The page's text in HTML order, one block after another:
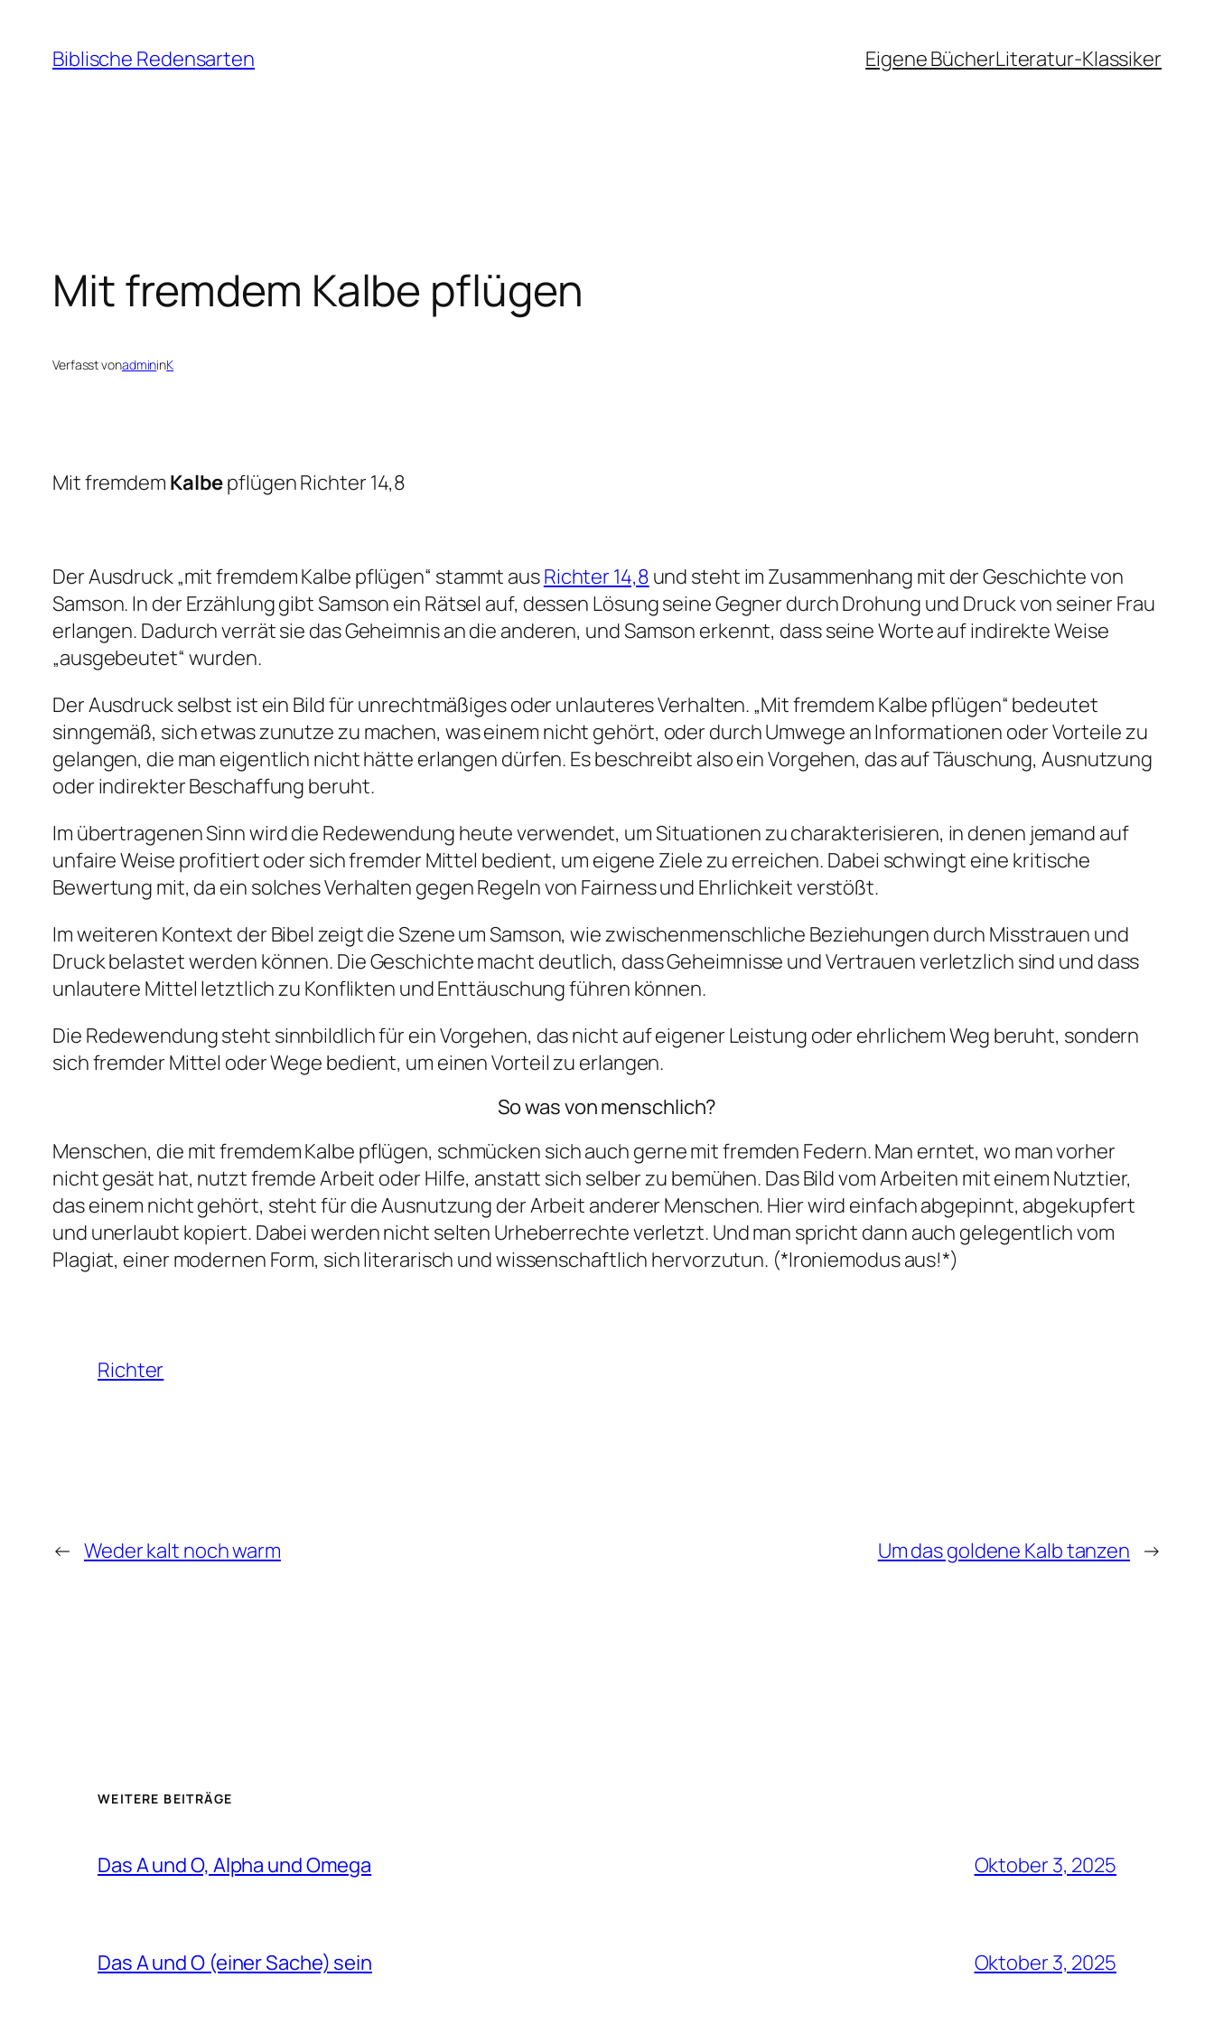
Inhalt
springen
Biblische Redensarten Eigene BücherLiteratur-Klassiker
Mit fremdem Kalbe pflügen
Verfasst vonadmininK
Mit fremdem Kalbepflügen Richter 14,8
Der Ausdruck „mit fremdem Kalbe pflügen“ stammt ausRichter 14,8 und steht im Zusammenhang mit der Geschichte von
Samson. In der Erzählung gibt Samson ein Rätsel auf, dessen Lösung seine Gegner durch Drohung und Druck von seiner Frau
erlangen. Dadurch verrät sie das Geheimnis an die anderen, und Samson erkennt, dass seine Worte auf indirekte Weise
„ausgebeutet“ wurden.
Der Ausdruck selbst ist ein Bild für unrechtmäßiges oder unlauteres Verhalten. „Mit fremdem Kalbe pflügen“ bedeutet
sinngemäß, sich etwas zunutze zu machen, was einem nicht gehört, oder durch Umwege an Informationen oder Vorteile zu
gelangen, die man eigentlich nicht hätte erlangen dürfen. Es beschreibt also ein Vorgehen, das auf Täuschung, Ausnutzung
oder indirekter Beschaffung beruht.
Im übertragenen Sinn wird die Redewendung heute verwendet, um Situationen zu charakterisieren, in denen jemand auf
unfaire Weise profitiert oder sich fremder Mittel bedient, um eigene Ziele zu erreichen. Dabei schwingt eine kritische
Bewertung mit, da ein solches Verhalten gegen Regeln von Fairness und Ehrlichkeit verstößt.
Im weiteren Kontext der Bibel zeigt die Szene um Samson, wie zwischenmenschliche Beziehungen durch Misstrauen und
Druck belastet werden können. Die Geschichte macht deutlich, dass Geheimnisse und Vertrauen verletzlich sind und dass
unlautere Mittel letztlich zu Konflikten und Enttäuschung führen können.
Die Redewendung steht sinnbildlich für ein Vorgehen, das nicht auf eigener Leistung oder ehrlichem Weg beruht, sondern
sich fremder Mittel oder Wege bedient, um einen Vorteil zu erlangen.
So was von menschlich?
Menschen, die mit fremdem Kalbe pflügen, schmücken sich auch gerne mit fremden Federn. Man erntet, wo man vorher
nicht gesät hat, nutzt fremde Arbeit oder Hilfe, anstatt sich selber zu bemühen. Das Bild vom Arbeiten mit einem Nutztier,
das einem nicht gehört, steht für die Ausnutzung der Arbeit anderer Menschen. Hier wird einfach abgepinnt, abgekupfert
und unerlaubt kopiert. Dabei werden nicht selten Urheberrechte verletzt. Und man spricht dann auch gelegentlich vom
Plagiat, einer modernen Form, sich literarisch und wissenschaftlich hervorzutun. (*Ironiemodus aus!*)
Richter
← Weder kalt noch warm Um das goldene Kalb tanzen →
WEITERE BEITRÄGE
Das A und O, Alpha und Omega Oktober 3, 2025
Das A und O (einer Sache) sein Oktober 3, 2025